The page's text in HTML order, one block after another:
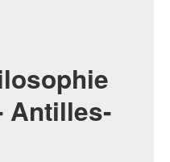
Antilles-